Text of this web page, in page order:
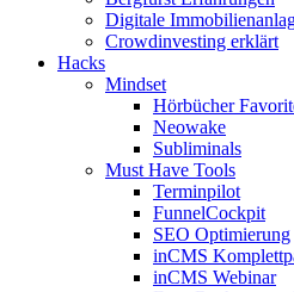
Digitale
Crowdinvesting erklärt
Hacks
Mindset
Hörbücher
Neowake
Subliminals
Must Have Tools
Terminpilot
FunnelCockpit
SEO Optimierung
inCMS
inCMS Webinar